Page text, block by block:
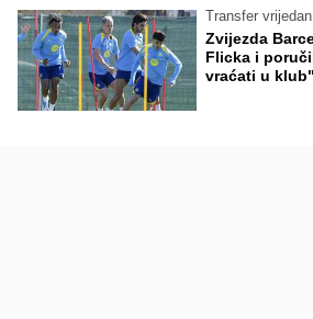
Transfer
Zvijezda
Flicka i
vraćati u klub"